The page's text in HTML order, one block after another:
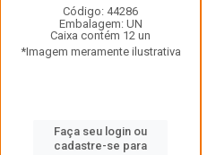
Código: 44286
Embalagem: UN
Caixa contém 12 un
*Imagem meramente ilustrativa
Faça seu login ou
cadastre-se para